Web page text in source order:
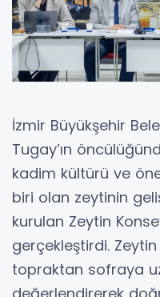
İzmir Büyükşehir
Tugay’ın
kadim kültürü ve
biri olan zeytinin
kurulan Zeytin
gerçekleştirdi. Zeytin
topraktan sofraya